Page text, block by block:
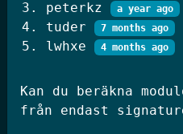
20 lösare
SSM 2026 Kval
Kan du beräkna
från endast
peterkz a year ago
tuder 7 months ago
lwhxe 4 months ago